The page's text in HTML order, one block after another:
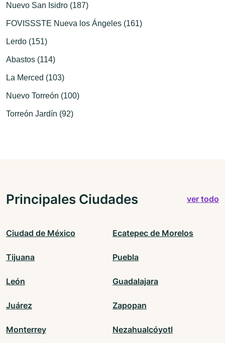
Nuevo San Isidro (187)
FOVISSSTE Nueva los Ángeles (161)
Lerdo (151)
Abastos (114)
La Merced (103)
Nuevo Torreón (100)
Torreón Jardín (92)
Principales Ciudades ver todo
Ciudad de México Ecatepec de Morelos
Tijuana Puebla
León Guadalajara
Juárez Zapopan
Monterrey Nezahualcóyotl